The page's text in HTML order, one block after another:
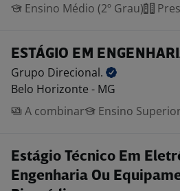
Ensino Médio (2º Grau)
ESTÁGIO EM
Grupo Direcional.
Belo Horizonte - MG
A combinar
Ensino Superior
Estágio Técnico Em
Engenharia Ou